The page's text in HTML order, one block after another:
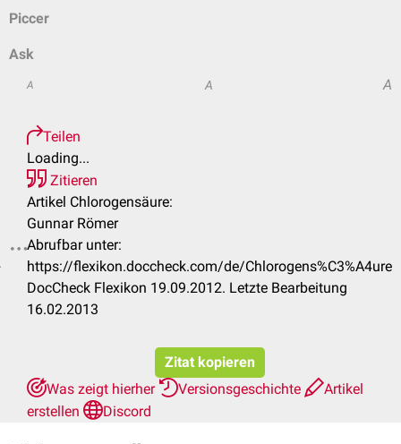
Piccer
Ask
A A A
Teilen
Loading...
Zitieren
Artikel Chlorogensäure:
Gunnar Römer
Abrufbar unter:
https://flexikon.doccheck.com/de/Chlorogens%C3%A4ure
DocCheck Flexikon 19.09.2012. Letzte Bearbeitung
16.02.2013
Zitat kopieren
Was zeigt hierher
Versionsgeschichte
Artikel
erstellen
Discord